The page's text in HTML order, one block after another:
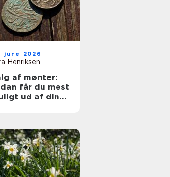
june 2026
Henriksen
af mønter:
får du mest
ud af din